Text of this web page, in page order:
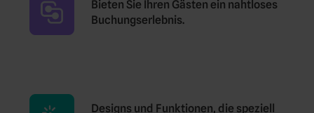
Bieten Sie Ihren Gästen ein nahtloses
Buchungserlebnis.
Designs und Funktionen, die speziell